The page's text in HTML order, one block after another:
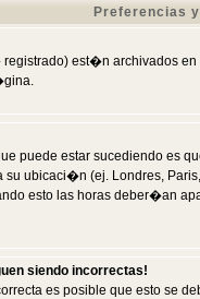
Preferencias
est�n archivados
puede estar sucediendo es
ubicaci�n (ej. Londres,
esto las horas deber�an
siendo incorrectas!
es posible que esto se